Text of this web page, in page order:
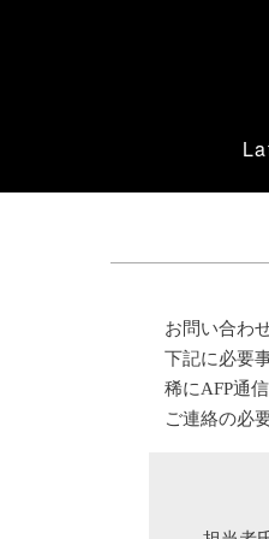
お問い合わ
下記に必要
稀にAFP通
ご連絡の必